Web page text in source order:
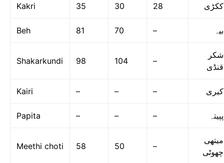
Kakri 35 30 28 ککڑی
Beh 81 70 – بیہ
Shakarkundi 98 104 –
شکر
قنڈی
Kairi – – – کیری
Papita – – – پپیتہ
Meethi choti 58 50 –
میتھی
چھوٹی